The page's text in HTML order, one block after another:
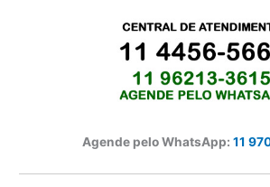
Agende pelo WhatsApp: 11